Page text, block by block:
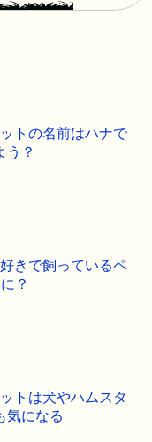
トの名前はハナで
う？
きで飼っているペ
？
トは犬やハムスタ
気になる